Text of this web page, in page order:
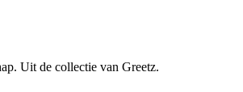
Uit de collectie van Greetz.